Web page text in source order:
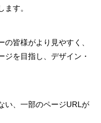
す。
皆様がより見やすく、
ジを目指し、デザイン・
い、一部のページURLが